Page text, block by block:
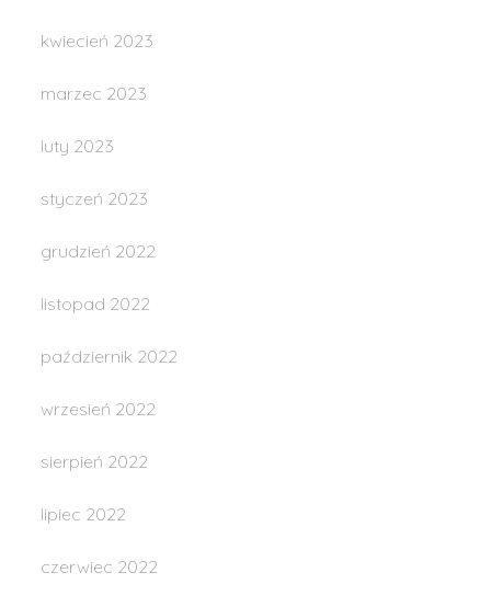
kwiecień 2023
marzec 2023
luty 2023
styczeń 2023
grudzień 2022
listopad 2022
październik 2022
wrzesień 2022
sierpień 2022
lipiec 2022
czerwiec 2022